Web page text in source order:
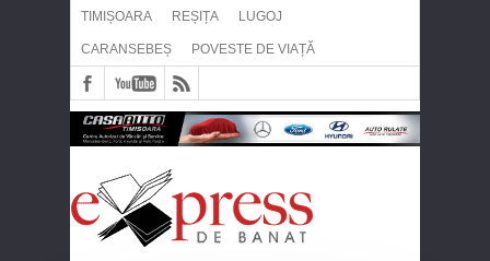
TIMIȘOARA REȘIȚA LUGOJ
CARANSEBEȘ POVESTE DE VIAȚĂ